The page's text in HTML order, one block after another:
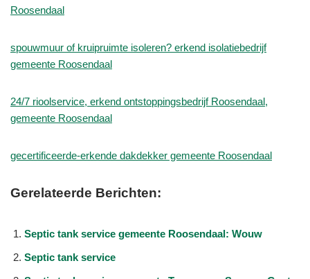
Roosendaal
spouwmuur of kruipruimte isoleren? erkend isolatiebedrijf
gemeente Roosendaal
24/7 rioolservice, erkend ontstoppingsbedrijf Roosendaal,
gemeente Roosendaal
gecertificeerde-erkende dakdekker gemeente Roosendaal
Gerelateerde Berichten:
Septic tank service gemeente Roosendaal: Wouw
Septic tank service